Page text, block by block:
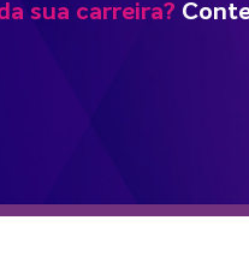
sua carreira?